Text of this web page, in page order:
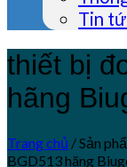
Tin
thiết bị
hãng
Trang chủ /Sản
BGD513 hãng